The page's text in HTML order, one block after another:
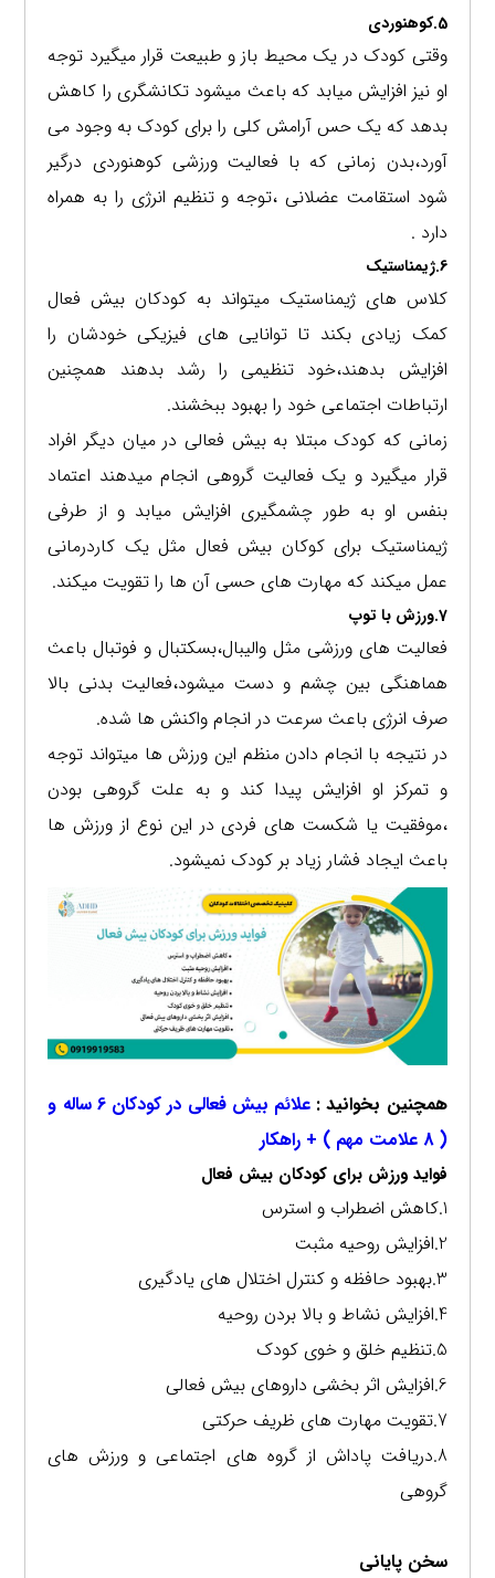
5.کوهنوردی
وقتی کودک در یک محیط باز و طبیعت قرار میگیرد توجه
او نیز افزایش میابد که باعث میشود تکانشگری را کاهش
بدهد که یک حس آرامش کلی را برای کودک به وجود می
آورد،بدن زمانی که با فعالیت ورزشی کوهنوردی درگیر
شود استقامت عضلانی ،توجه و تنظیم انرژی را به همراه
دارد .
6.ژیمناستیک
کلاس های ژیمناستیک میتواند به کودکان بیش فعال
کمک زیادی بکند تا توانایی های فیزیکی خودشان را
افزایش بدهند،خود تنظیمی را رشد بدهند همچنین
ارتباطات اجتماعی خود را بهبود ببخشند.
زمانی که کودک مبتلا به بیش فعالی در میان دیگر افراد
قرار میگیرد و یک فعالیت گروهی انجام میدهند اعتماد
بنفس او به طور چشمگیری افزایش میابد و از طرفی
ژیمناستیک برای کوکان بیش فعال مثل یک کاردرمانی
عمل میکند که مهارت های حسی آن ها را تقویت میکند.
7.ورزش با توپ
فعالیت های ورزشی مثل والیبال،بسکتبال و فوتبال باعث
هماهنگی بین چشم و دست میشود،فعالیت بدنی بالا
صرف انرژی باعث سرعت در انجام واکنش ها شده.
در نتیجه با انجام دادن منظم این ورزش ها میتواند توجه
و تمرکز او افزایش پیدا کند و به علت گروهی بودن
،موفقیت یا شکست های فردی در این نوع از ورزش ها
باعث ایجاد فشار زیاد بر کودک نمیشود.
همچنین بخوانید :
علائم بیش فعالی در کودکان 6 ساله و
( 8 علامت مهم ) + راهکار
فواید ورزش برای کودکان بیش فعال
1.کاهش اضطراب و استرس
2.افزایش روحیه مثبت
3.بهبود حافظه و کنترل اختلال های یادگیری
4.افزایش نشاط و بالا بردن روحیه
5.تنظیم خلق و خوی کودک
6.افزایش اثر بخشی داروهای بیش فعالی
7.تقویت مهارت های ظریف حرکتی
8.دریافت پاداش از گروه های اجتماعی و ورزش های
گروهی
سخن پایانی